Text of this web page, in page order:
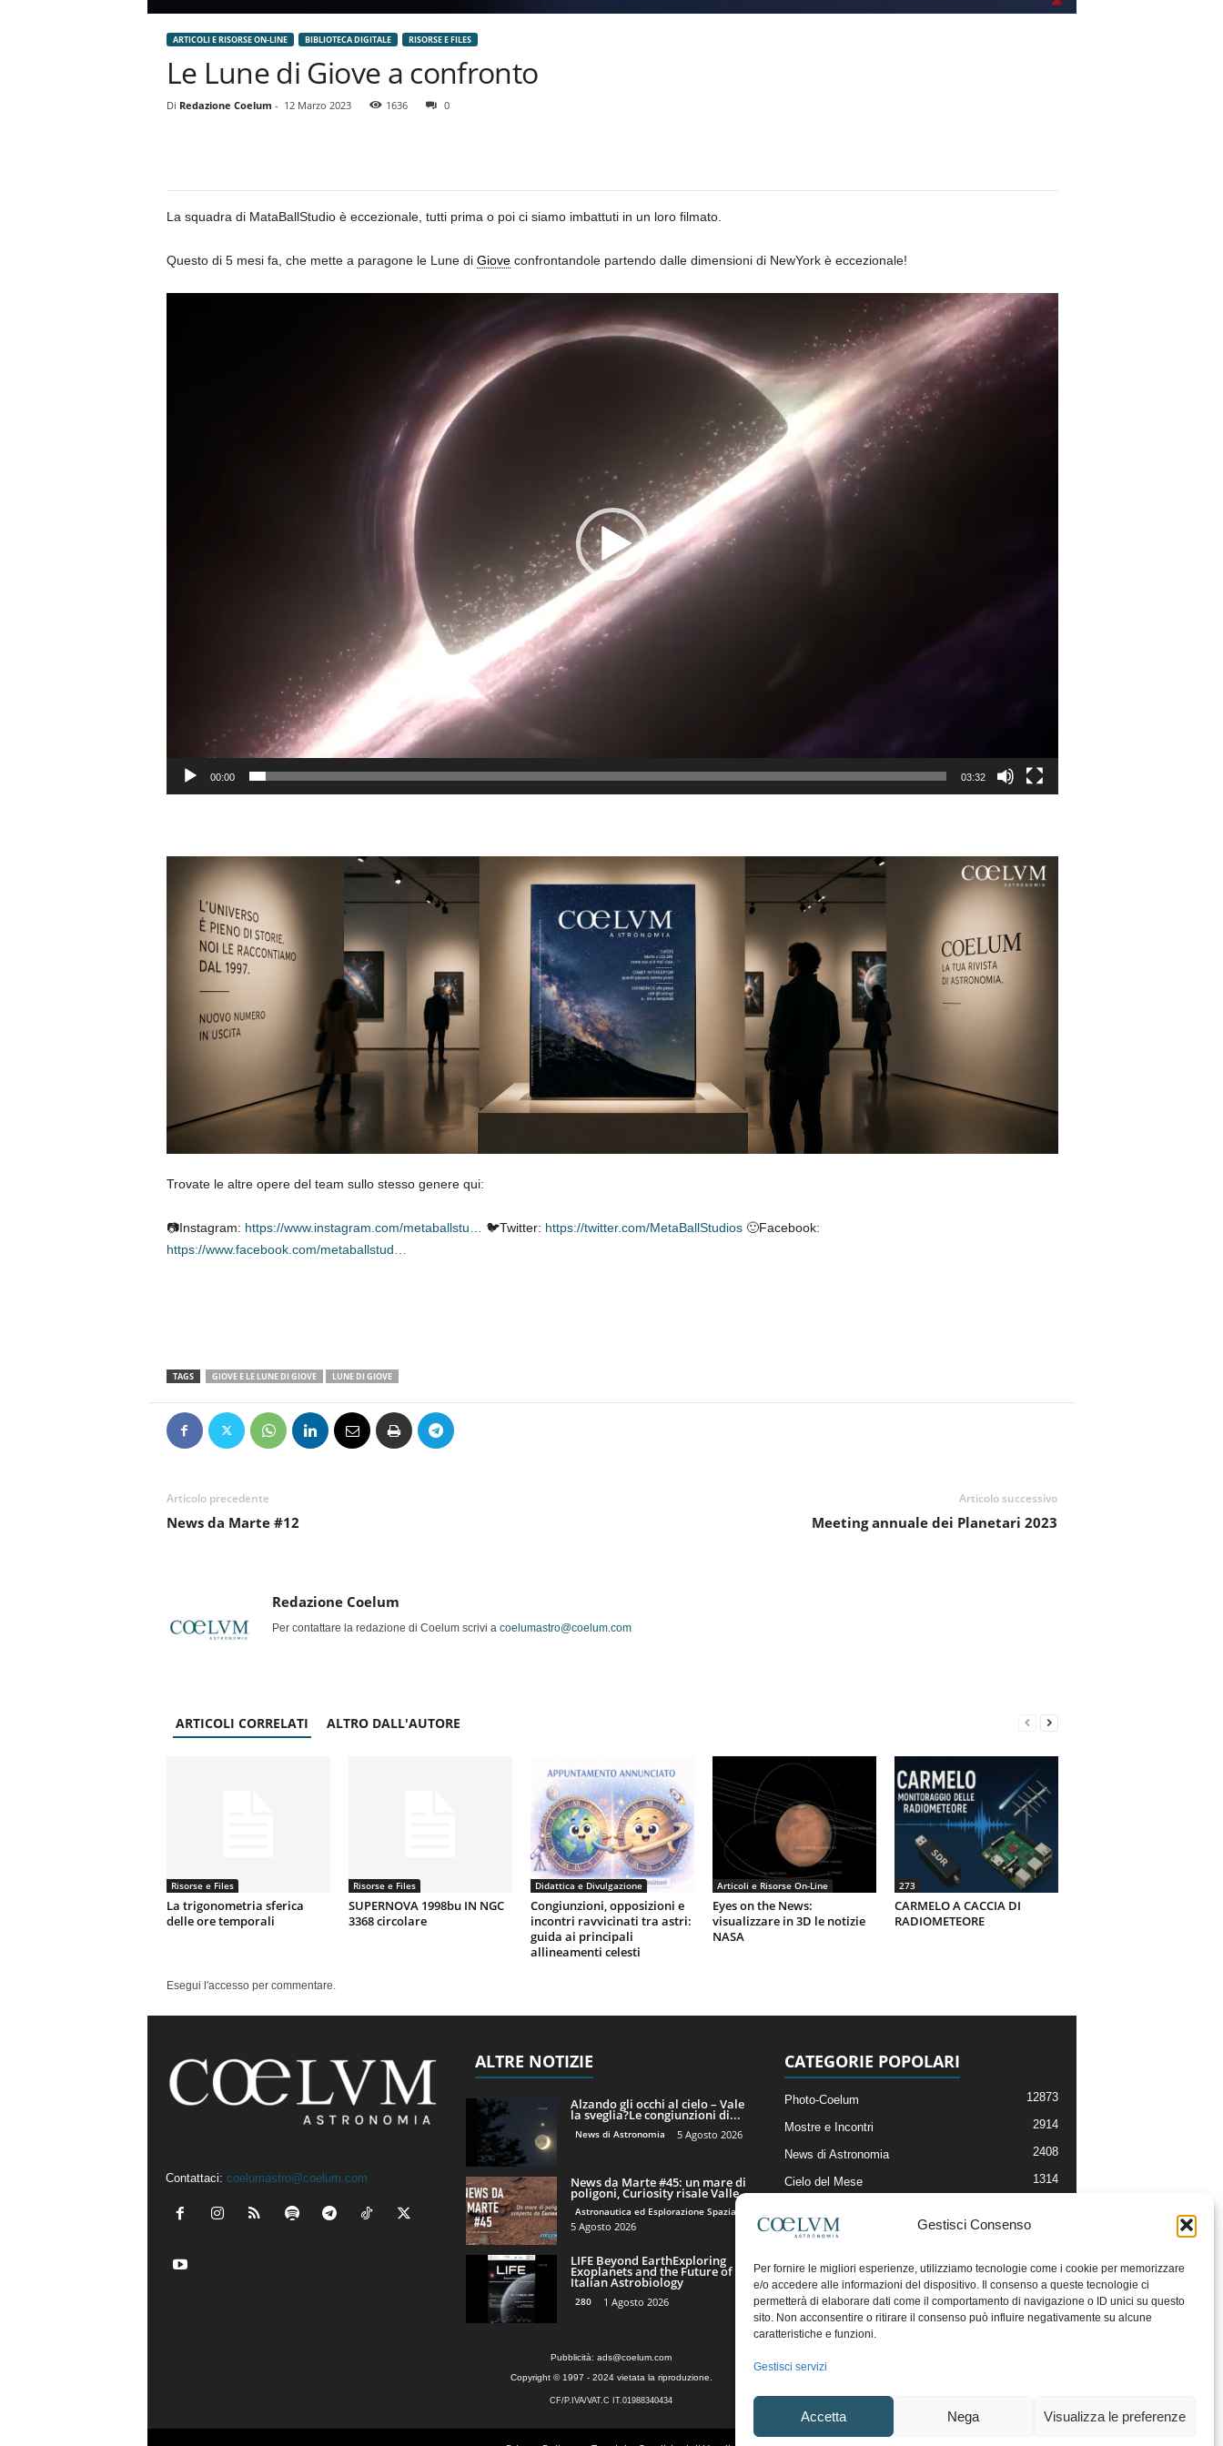
Gestisci Consenso
Per fornire le migliori esperienze, utilizziamo tecnologie come i cookie per memorizzare
e/o accedere alle informazioni del dispositivo. Il consenso a queste tecnologie ci
permetterà di elaborare dati come il comportamento di navigazione o ID unici su questo
sito. Non acconsentire o ritirare il consenso può influire negativamente su alcune
caratteristiche e funzioni.
Gestisci servizi
Accetta Nega Visualizza le preferenze
ARTICOLI E RISORSE ON-LINE BIBLIOTECA DIGITALE RISORSE E FILES
Le Lune di Giove a confronto
Di Redazione Coelum - 12 Marzo 2023 1636 0
La squadra di MataBallStudio è eccezionale, tutti prima o poi ci siamo imbattuti in un loro filmato.
Questo di 5 mesi fa, che mette a paragone le Lune di Gioveconfrontandole partendo dalle dimensioni di NewYork è eccezionale!
00:00 03:32
Trovate le altre opere del team sullo stesso genere qui:
📷Instagram: https://www.instagram.com/metaballstu… 🐦Twitter: https://twitter.com/MetaBallStudios🙂Facebook:
https://www.facebook.com/metaballstud…
TAGS GIOVE E LE LUNE DI GIOVE LUNE DI GIOVE
Articolo precedente
News da Marte #12
Articolo successivo
Meeting annuale dei Planetari 2023
Redazione Coelum
Per contattare la redazione di Coelum scrivi a coelumastro@coelum.com
ARTICOLI CORRELATI ALTRO DALL'AUTORE
Risorse e Files
La trigonometria sferica
delle ore temporali
Risorse e Files
SUPERNOVA 1998bu IN NGC
3368 circolare
Didattica e Divulgazione
Congiunzioni, opposizioni e
incontri ravvicinati tra astri:
guida ai principali
allineamenti celesti
Articoli e Risorse On-Line
Eyes on the News:
visualizzare in 3D le notizie
NASA
273
CARMELO A CACCIA DI
RADIOMETEORE
Esegui l'accesso per commentare.
Contattaci: coelumastro@coelum.com
ALTRE NOTIZIE
Alzando gli occhi al cielo – Vale
la sveglia?Le congiunzioni di...
News di Astronomia 5 Agosto 2026
News da Marte #45: un mare di
poligoni, Curiosity risale Valle...
Astronautica ed Esplorazione Spaziale
5 Agosto 2026
LIFE Beyond EarthExploring
Exoplanets and the Future of
Italian Astrobiology
280 1 Agosto 2026
CATEGORIE POPOLARI
Photo-Coelum 12873
Mostre e Incontri 2914
News di Astronomia 2408
Cielo del Mese 1314
Articoli e Risorse On-Line
Il Blog della Redazione
Pubblicità: ads@coelum.com
Copyright © 1997 - 2024 vietata la riproduzione.
CF/P.IVA/VAT.C IT.01988340434